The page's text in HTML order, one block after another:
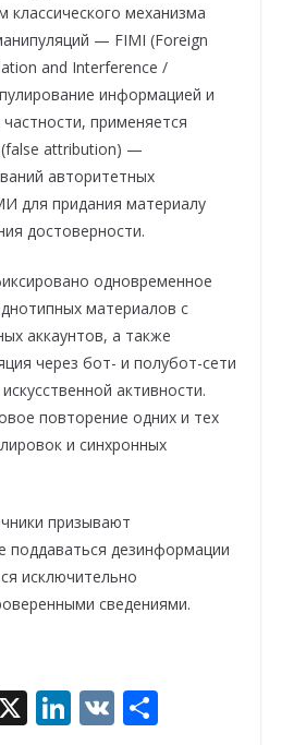
классического механизма
— FIMI (Foreign
and Interference /
информацией и
применяется
attribution) —
авторитетных
для придания материалу
достоверности.
одновременное
материалов с
аккаунтов, а также
через бот- и полубот-сети
активности.
повторение одних и тех
и синхронных
призывают
поддаваться дезинформации
исключительно
сведениями.
X Li V